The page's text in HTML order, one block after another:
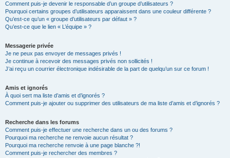
Comment puis-je devenir le responsable d’un groupe d’utilisateurs ?
Pourquoi certains groupes d’utilisateurs apparaissent dans une couleur différente ?
Qu’est-ce qu’un « groupe d’utilisateurs par défaut » ?
Qu’est-ce que le lien « L’équipe » ?
Messagerie privée
Je ne peux pas envoyer de messages privés !
Je continue à recevoir des messages privés non sollicités !
J’ai reçu un courrier électronique indésirable de la part de quelqu’un sur ce forum !
Amis et ignorés
À quoi sert ma liste d’amis et d’ignorés ?
Comment puis-je ajouter ou supprimer des utilisateurs de ma liste d’amis et d’ignorés ?
Recherche dans les forums
Comment puis-je effectuer une recherche dans un ou des forums ?
Pourquoi ma recherche ne renvoie aucun résultat ?
Pourquoi ma recherche renvoie à une page blanche ?!
Comment puis-je rechercher des membres ?